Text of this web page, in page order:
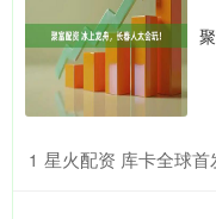
1 星火配资 库卡全球